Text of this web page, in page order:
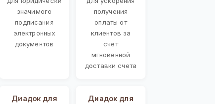
значимого
подписания
электронных
документов
получения
оплаты от
клиентов за
счет
мгновенной
доставки счета
Диадок для
Диадок для